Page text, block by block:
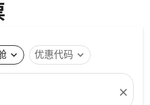
expand_more 优惠代码 expand_more
close